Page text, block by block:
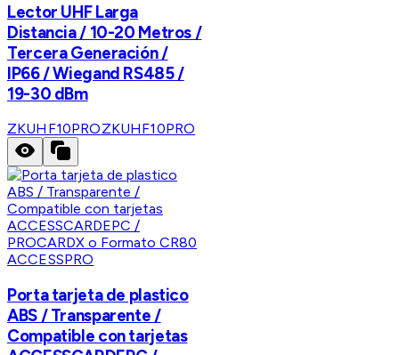
Lector UHF Larga
Distancia / 10-20 Metros /
Tercera Generación /
IP66 / Wiegand RS485 /
19-30 dBm
ZKUHF10PROZKUHF10PRO
ACCESSPRO
Porta tarjeta de plastico
ABS / Transparente /
Compatible con tarjetas